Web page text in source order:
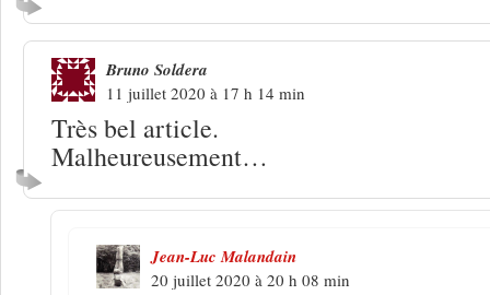
Bruno Soldera
11 juillet 2020 à 17 h 14 min
Très bel article.
Malheureusement…
Jean-Luc Malandain
20 juillet 2020 à 20 h 08 min